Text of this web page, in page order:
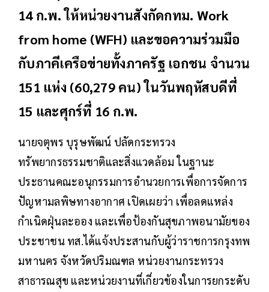
14 ก.พ. ให้หน่วยงานสังกัดกทม. Work
from home (WFH) และขอความร่วมมือ
กับภาคีเครือข่ายทั้งภาครัฐ เอกชน จำนวน
151 แห่ง (60,279 คน) ในวันพฤหัสบดีที่
15 และศุกร์ที่ 16 ก.พ.
นายจตุพร บุรุษพัฒน์ ปลัดกระทรวง
ทรัพยากรธรรมชาติและสิ่งแวดล้อม ในฐานะ
ประธานคณะอนุกรรมการอำนวยการเพื่อการจัดการ
ปัญหามลพิษทางอากาศ เปิดเผยว่า เพื่อลดแหล่ง
กำเนิดฝุ่นละออง และเพื่อป้องกันสุขภาพอนามัยของ
ประชาชน ทส.ได้แจ้งประสานกับผู้ว่าราชการกรุงทพ
มหานคร จังหวัดปริมณฑล หน่วยงานกระทรวง
สาธารณสุข และหน่วยงานที่เกี่ยวข้องในการยกระดับ